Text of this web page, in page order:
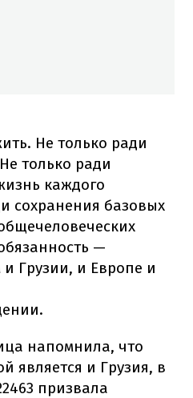
Не только ради
только ради
каждого
сохранения базовых
—
Грузии, и Европе и
напомнила, что
является и Грузия, в
призвала